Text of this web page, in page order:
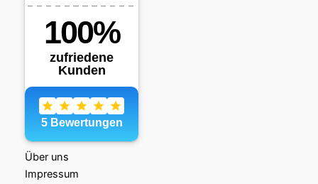
Über uns
Impressum